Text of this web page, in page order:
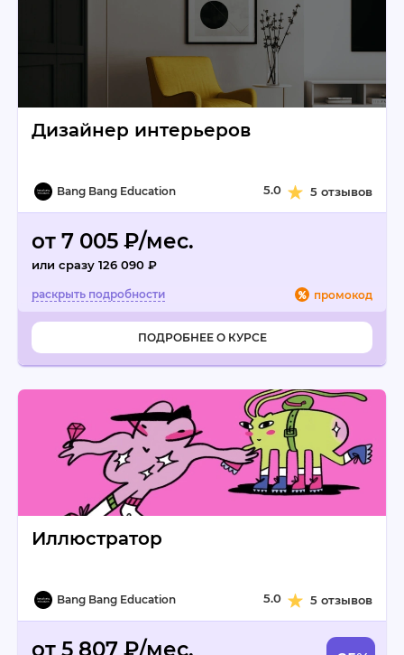
Дизайнер интерьеров
Bang Bang Education 5.0 5 отзывов
от 7 005 ₽/мес.
или сразу 126 090 ₽
промокод
ПОДРОБНЕЕ О КУРСЕ
Иллюстратор
Bang Bang Education 5.0 5 отзывов
от 5 807 ₽/мес.